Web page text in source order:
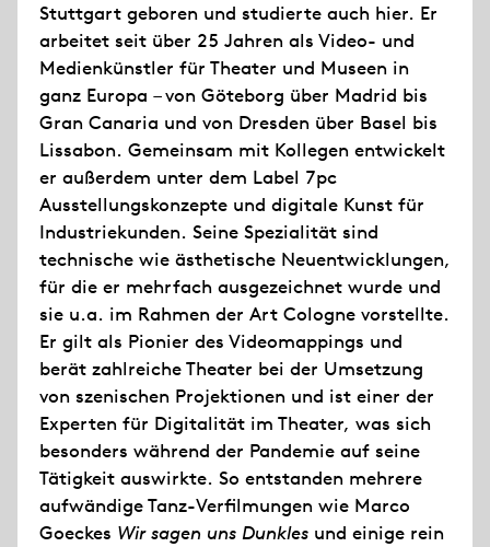
Stuttgart geboren und studierte auch hier. Er
arbeitet seit über 25 Jahren als Video- und
Medienkünstler für Theater und Museen in
ganz Europa – von Göteborg über Madrid bis
Gran Canaria und von Dresden über Basel bis
Lissabon. Gemeinsam mit Kollegen entwickelt
er außerdem unter dem Label 7pc
Ausstellungskonzepte und digitale Kunst für
Industriekunden. Seine Spezialität sind
technische wie ästhetische Neuentwicklungen,
für die er mehrfach ausgezeichnet wurde und
sie u.a. im Rahmen der Art Cologne vorstellte.
Er gilt als Pionier des Videomappings und
berät zahlreiche Theater bei der Umsetzung
von szenischen Projektionen und ist einer der
Experten für Digitalität im Theater, was sich
besonders während der Pandemie auf seine
Tätigkeit auswirkte. So entstanden mehrere
aufwändige Tanz-Verfilmungen wie Marco
Goeckes Wir sagen uns Dunkles und einige rein